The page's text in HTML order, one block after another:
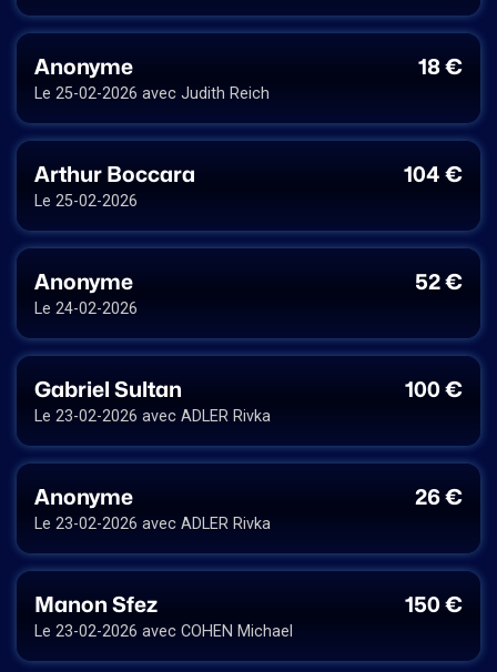
Anonyme 18 €
Le 25-02-2026 avec Judith Reich
Arthur Boccara 104 €
Le 25-02-2026
Anonyme 52 €
Le 24-02-2026
Gabriel Sultan 100 €
Le 23-02-2026 avec ADLER Rivka
Anonyme 26 €
Le 23-02-2026 avec ADLER Rivka
Manon Sfez 150 €
Le 23-02-2026 avec COHEN Michael